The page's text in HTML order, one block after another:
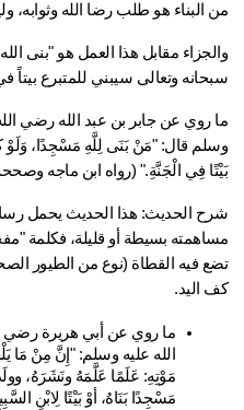
البناء هو طلب رضا الله وثوابه،
وتعالى سيبني للمتبرع بيتاً في
فِي الْجَنَّةِ." (رواه ابن ماجه وصححه
اليد.